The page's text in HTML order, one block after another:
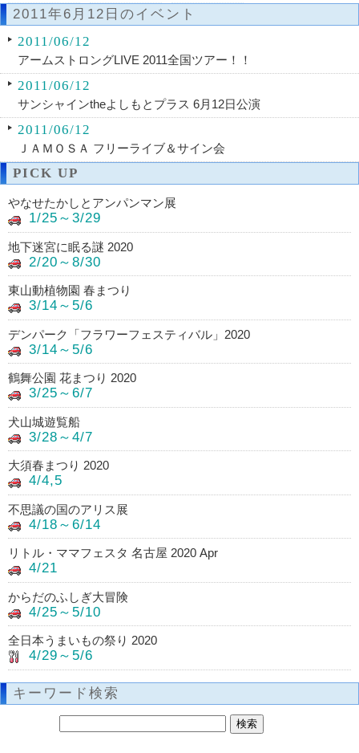
2011年6月12日のイベント
2011/06/12
アームストロングLIVE 2011全国ツアー！！
2011/06/12
サンシャインtheよしもとプラス 6月12日公演
2011/06/12
ＪＡＭＯＳＡ フリーライブ＆サイン会
PICK UP
やなせたかしとアンパンマン展
1/25～3/29
地下迷宮に眠る謎 2020
2/20～8/30
東山動植物園 春まつり
3/14～5/6
デンパーク「フラワーフェスティバル」2020
3/14～5/6
鶴舞公園 花まつり 2020
3/25～6/7
犬山城遊覧船
3/28～4/7
大須春まつり 2020
4/4,5
不思議の国のアリス展
4/18～6/14
リトル・ママフェスタ 名古屋 2020 Apr
4/21
からだのふしぎ大冒険
4/25～5/10
全日本うまいもの祭り 2020
4/29～5/6
キーワード検索